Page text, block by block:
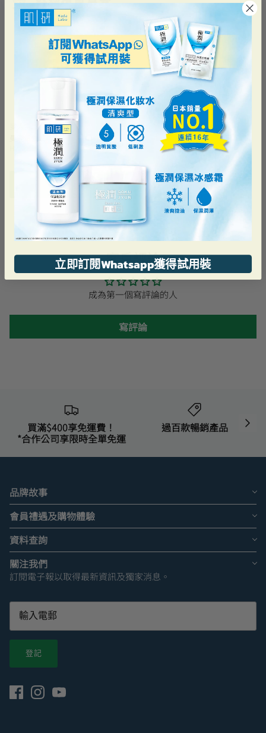
曼秀雷敦爽鼻通
加到購物車
客戶評論
成為第一個寫評論的人
寫評論
買滿$400享免運費！
*合作公司享限時全單免運
過百款暢銷產品
品牌故事
會員禮遇及購物體驗
資料查詢
關注我們
訂閱電子報以取得最新資訊及獨家消息。
登記
立即訂閱Whatsapp獲得試用裝